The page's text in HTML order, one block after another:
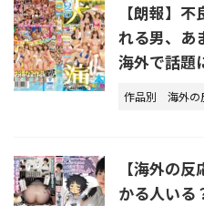
【朗報】
れる男、あ
海外で話題
作品別 海外の
【海外の
かる人いる